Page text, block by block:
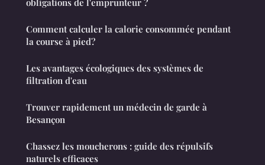
Comment calculer la calorie consommée pendant
la course à pied?
Les avantages écologiques des systèmes de
filtration d'eau
Trouver rapidement un médecin de garde à
Besançon
Chassez les moucherons : guide des répulsifs
naturels efficaces